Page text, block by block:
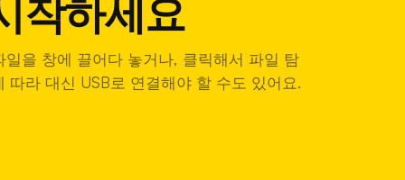
작하세요
일을 창에 끌어다 놓거나, 클릭해서 파일 탐
따라 대신 USB로 연결해야 할 수도 있어요.